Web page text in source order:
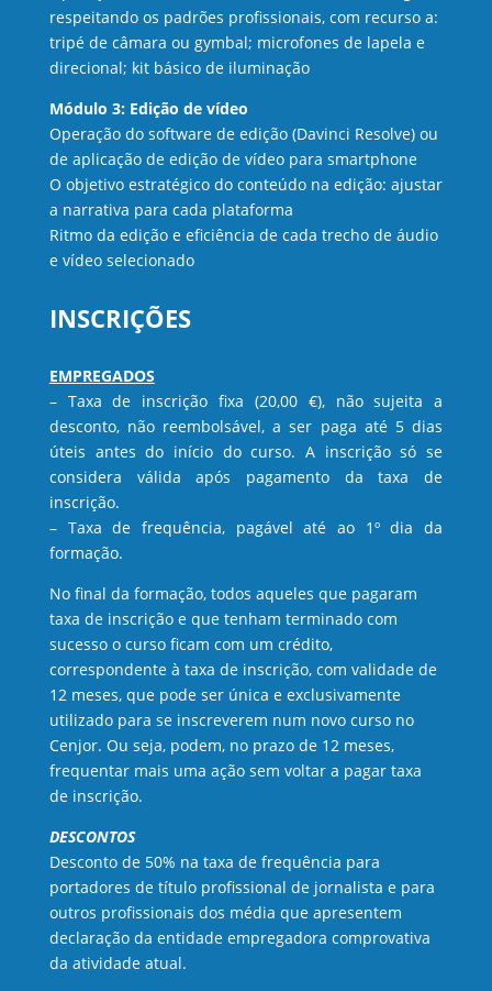
respeitando os padrões profissionais, com recurso a:
tripé de câmara ou gymbal; microfones de lapela e
direcional; kit básico de iluminação
Módulo 3: Edição de vídeo
Operação do software de edição (Davinci Resolve) ou
de aplicação de edição de vídeo para smartphone
O objetivo estratégico do conteúdo na edição: ajustar
a narrativa para cada plataforma
Ritmo da edição e eficiência de cada trecho de áudio
e vídeo selecionado
INSCRIÇÕES
EMPREGADOS
– Taxa de inscrição fixa (20,00 €), não sujeita a
desconto, não reembolsável, a ser paga até 5 dias
úteis antes do início do curso. A inscrição só se
considera válida após pagamento da taxa de
inscrição.
– Taxa de frequência, pagável até ao 1º dia da
formação.
No final da formação, todos aqueles que pagaram
taxa de inscrição e que tenham terminado com
sucesso o curso ficam com um crédito,
correspondente à taxa de inscrição, com validade de
12 meses, que pode ser única e exclusivamente
utilizado para se inscreverem num novo curso no
Cenjor. Ou seja, podem, no prazo de 12 meses,
frequentar mais uma ação sem voltar a pagar taxa
de inscrição.
DESCONTOS
Desconto de 50% na taxa de frequência para
portadores de título profissional de jornalista e para
outros profissionais dos média que apresentem
declaração da entidade empregadora comprovativa
da atividade atual.